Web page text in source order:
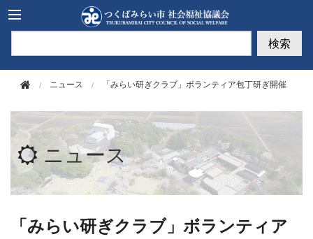
検索
ニュース 「みらい研ぎクラブ」ボランティア包丁研ぎ開催
ニュース
「みらい研ぎクラブ」ボランティア